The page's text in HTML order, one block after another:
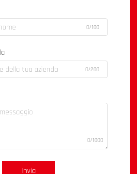
0/100
0/200
0/1000
Invia